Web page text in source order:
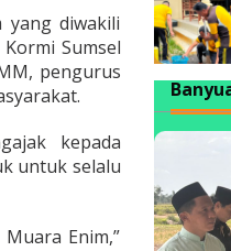
diwakili
Sumsel
pengurus
kepada
untuk selalu
Enim,”